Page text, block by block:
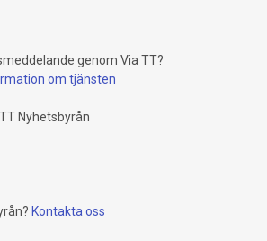
genom Via TT?
om tjänsten
Nyhetsbyrån
Kontakta oss